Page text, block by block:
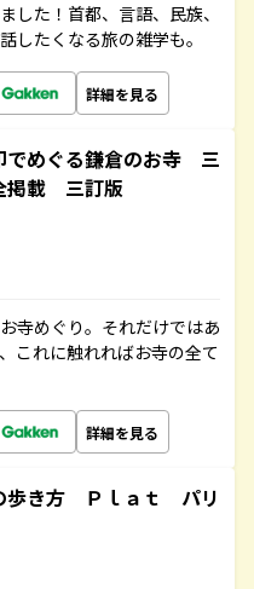
した！首都、言語、民族、
したくなる旅の雑学も。
詳細を見る
めぐる鎌倉のお寺 三
掲載 三訂版
寺めぐり。それだけではあ
これに触れればお寺の全て
詳細を見る
歩き方 Ｐｌａｔ パリ